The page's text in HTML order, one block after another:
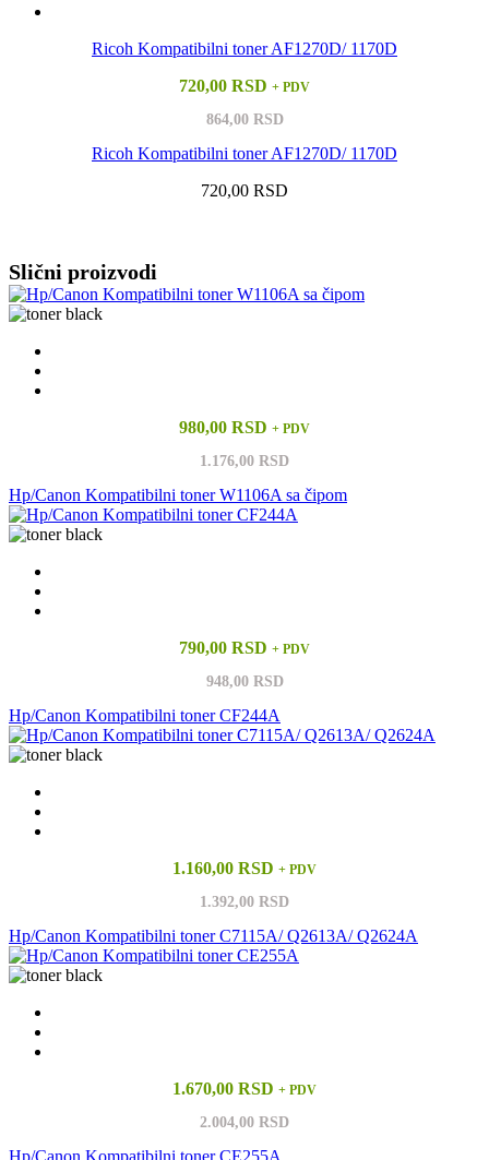
Ricoh Kompatibilni toner AF1270D/ 1170D
720,00 RSD + PDV
864,00 RSD
Ricoh Kompatibilni toner AF1270D/ 1170D
720,00 RSD
Slični proizvodi
980,00 RSD + PDV
1.176,00 RSD
Hp/Canon Kompatibilni toner W1106A sa čipom
790,00 RSD + PDV
948,00 RSD
Hp/Canon Kompatibilni toner CF244A
1.160,00 RSD + PDV
1.392,00 RSD
Hp/Canon Kompatibilni toner C7115A/ Q2613A/ Q2624A
1.670,00 RSD + PDV
2.004,00 RSD
Hp/Canon Kompatibilni toner CE255A